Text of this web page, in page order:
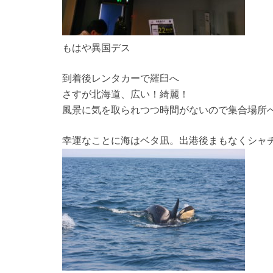
もはや異国デス
到着後レンタカーで羅臼へ
さすが北海道、広い！綺麗！
風景に気を取られつつ時間がないので集合場所
幸運なことに海はベタ凪。出港後まもなくシャ